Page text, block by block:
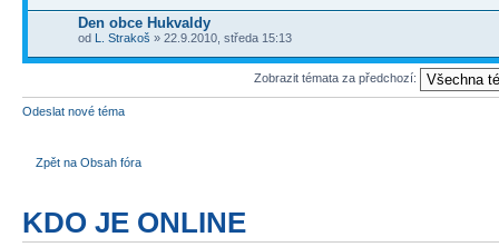
Den obce Hukvaldy
od L. Strakoš » 22.9.2010, středa 15:13
Zobrazit témata za předchozí:
Odeslat nové téma
Zpět na Obsah fóra
KDO JE ONLINE